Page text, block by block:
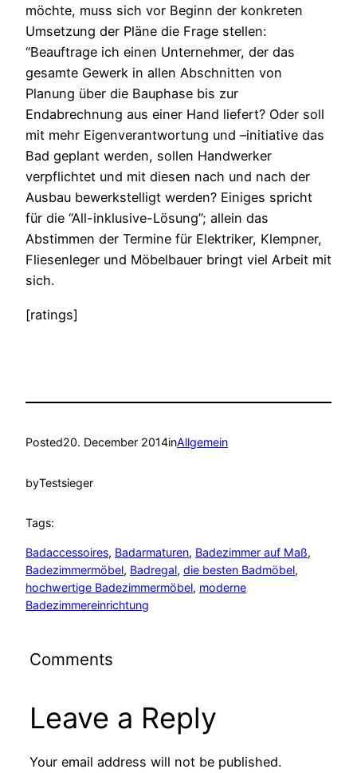
möchte, muss sich vor Beginn der konkreten
Umsetzung der Pläne die Frage stellen:
“Beauftrage ich einen Unternehmer, der das
gesamte Gewerk in allen Abschnitten von
Planung über die Bauphase bis zur
Endabrechnung aus einer Hand liefert? Oder soll
mit mehr Eigenverantwortung und –initiative das
Bad geplant werden, sollen Handwerker
verpflichtet und mit diesen nach und nach der
Ausbau bewerkstelligt werden? Einiges spricht
für die “All-inklusive-Lösung”; allein das
Abstimmen der Termine für Elektriker, Klempner,
Fliesenleger und Möbelbauer bringt viel Arbeit mit
sich.
[ratings]
Posted20. December 2014inAllgemein
byTestsieger
Tags:
Badaccessoires, Badarmaturen, Badezimmer auf Maß
Badezimmermöbel, Badregal, die besten Badmöbel
hochwertige Badezimmermöbel, moderne
Badezimmereinrichtung
Comments
Leave a Reply
Your email address will not be published.